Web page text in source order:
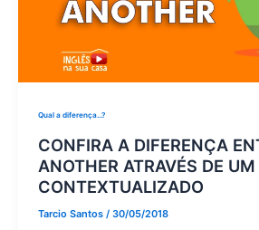
Qual a diferença...?
CONFIRA A DIFERENÇA
ANOTHER ATRAVÉS DE
CONTEXTUALIZADO
Tarcio Santos / 30/05/2018